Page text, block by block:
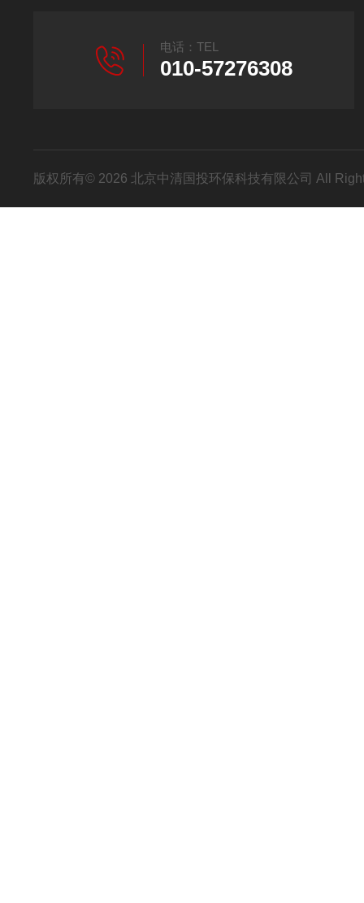
电话：TEL
010-57276308
版权所有© 2026 北京中清国投环保科技有限公司 All